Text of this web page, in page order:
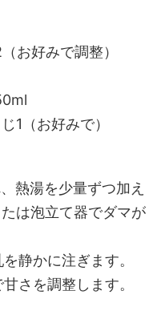
お好みで調整）
1（お好みで）
熱湯を少量ずつ加え
は泡立て器でダマが
静かに注ぎます。
さを調整します。